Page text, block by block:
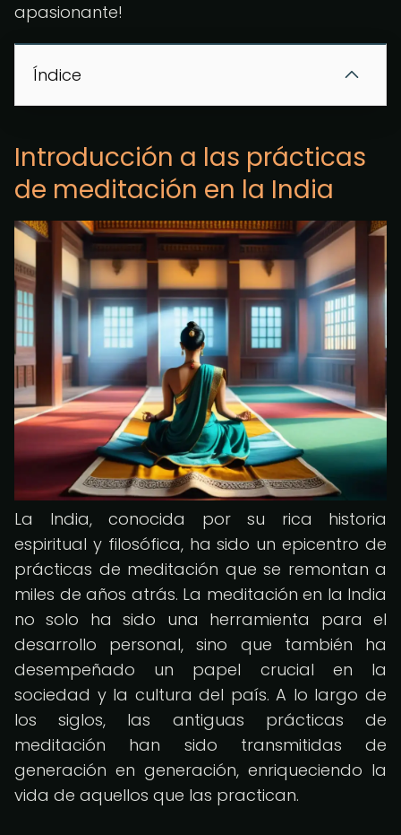
apasionante!
Índice
Introducción a las prácticas
de meditación en la India
La India, conocida por su rica historia
espiritual y filosófica, ha sido un epicentro de
prácticas de meditación que se remontan a
miles de años atrás. La meditación en la India
no solo ha sido una herramienta para el
desarrollo personal, sino que también ha
desempeñado un papel crucial en la
sociedad y la cultura del país. A lo largo de
los siglos, las antiguas prácticas de
meditación han sido transmitidas de
generación en generación, enriqueciendo la
vida de aquellos que las practican.